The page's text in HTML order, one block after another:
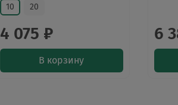
10 20
4 075 ₽
В корзину
6